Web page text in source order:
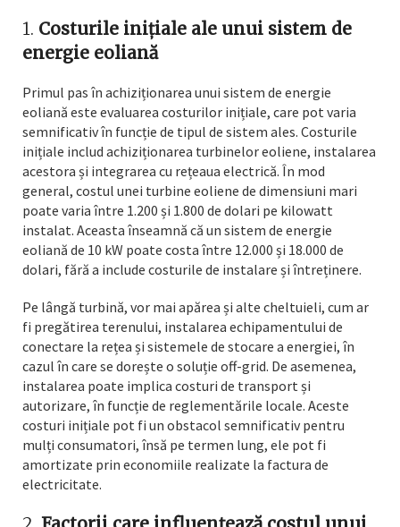
1. Costurile inițiale ale unui sistem de
energie eoliană
Primul pas în achiziționarea unui sistem de energie
eoliană este evaluarea costurilor inițiale, care pot varia
semnificativ în funcție de tipul de sistem ales. Costurile
inițiale includ achiziționarea turbinelor eoliene, instalarea
acestora și integrarea cu rețeaua electrică. În mod
general, costul unei turbine eoliene de dimensiuni mari
poate varia între 1.200 și 1.800 de dolari pe kilowatt
instalat. Aceasta înseamnă că un sistem de energie
eoliană de 10 kW poate costa între 12.000 și 18.000 de
dolari, fără a include costurile de instalare și întreținere.
Pe lângă turbină, vor mai apărea și alte cheltuieli, cum ar
fi pregătirea terenului, instalarea echipamentului de
conectare la rețea și sistemele de stocare a energiei, în
cazul în care se dorește o soluție off-grid. De asemenea,
instalarea poate implica costuri de transport și
autorizare, în funcție de reglementările locale. Aceste
costuri inițiale pot fi un obstacol semnificativ pentru
mulți consumatori, însă pe termen lung, ele pot fi
amortizate prin economiile realizate la factura de
electricitate.